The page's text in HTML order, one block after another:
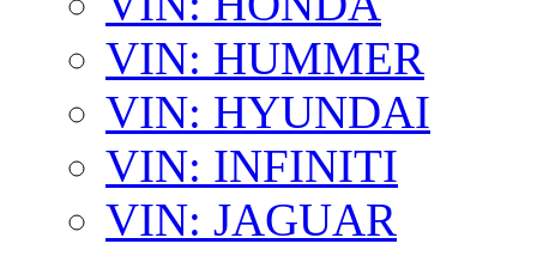
VIN: HUMMER
VIN: HYUNDAI
VIN: INFINITI
VIN: JAGUAR